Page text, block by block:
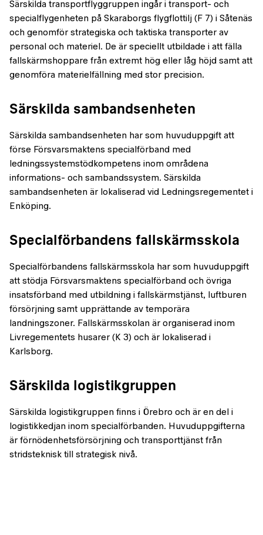
Särskilda transportflyggruppen ingår i transport- och
specialflygenheten på Skaraborgs flygflottilj (F 7) i Såtenäs
och genomför strategiska och taktiska transporter av
personal och materiel. De är speciellt utbildade i att fälla
fallskärmshoppare från extremt hög eller låg höjd samt att
genomföra materielfällning med stor precision.
Särskilda sambandsenheten
Särskilda sambandsenheten har som huvuduppgift att
förse Försvarsmaktens specialförband med
ledningssystemstödkompetens inom områdena
informations- och sambandssystem. Särskilda
sambandsenheten är lokaliserad vid Ledningsregementet i
Enköping.
Specialförbandens fallskärmsskola
Specialförbandens fallskärmsskola har som huvuduppgift
att stödja Försvarsmaktens specialförband och övriga
insatsförband med utbildning i fallskärmstjänst, luftburen
försörjning samt upprättande av temporära
landningszoner. Fallskärmsskolan är organiserad inom
Livregementets husarer (K 3) och är lokaliserad i
Karlsborg.
Särskilda logistikgruppen
Särskilda logistikgruppen finns i Örebro och är en del i
logistikkedjan inom specialförbanden. Huvuduppgifterna
är förnödenhetsförsörjning och transporttjänst från
stridsteknisk till strategisk nivå.